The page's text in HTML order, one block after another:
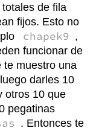
totales de fila
fijos. Esto no
chapek9 ,
funcionar de
te muestro una
darles 10
otros 10 que
pegatinas
. Entonces te